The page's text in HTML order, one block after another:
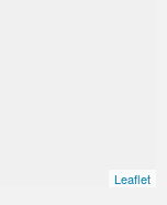
Leaflet